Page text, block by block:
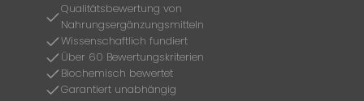
Qualitätsbewertung von
Nahrungsergänzungsmitteln
Wissenschaftlich fundiert
Über 60 Bewertungskriterien
Biochemisch bewertet
Garantiert unabhängig